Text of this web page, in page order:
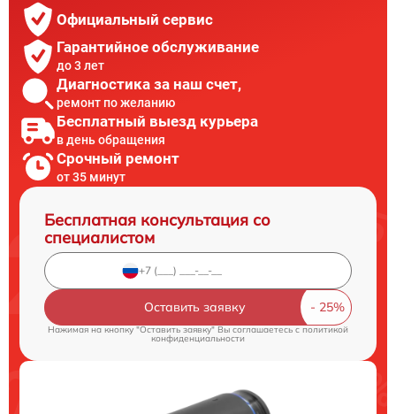
Официальный сервис
Гарантийное обслуживание
до 3 лет
Диагностика за наш счет,
ремонт по желанию
Бесплатный выезд курьера
в день обращения
Срочный ремонт
от 35 минут
Бесплатная консультация со
специалистом
Оставить заявку
Нажимая на кнопку "Оставить заявку" Вы соглашаетесь cполитикой
конфиденциальности